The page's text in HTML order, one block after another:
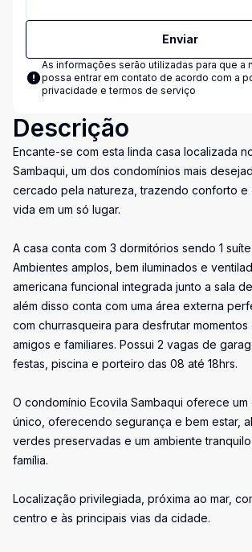
Enviar
As informações serão utilizadas para que a
possa entrar em contato de acordo com a
privacidade e termos de serviço
Descrição
Encante-se com esta linda casa localizada
Sambaqui, um dos condomínios mais
cercado pela natureza, trazendo conforto e
vida em um só lugar.
A casa conta com 3 dormitórios sendo 1
Ambientes amplos, bem iluminados e
americana funcional integrada junto a sala
além disso conta com uma área externa
com churrasqueira para desfrutar
amigos e familiares. Possui 2 vagas de
festas, piscina e porteiro das 08 até 18hrs.
O condomínio Ecovila Sambaqui oferece
único, oferecendo segurança e bem estar,
verdes preservadas e um ambiente
família.
Localização privilegiada, próxima ao mar,
centro e às principais vias da cidade.